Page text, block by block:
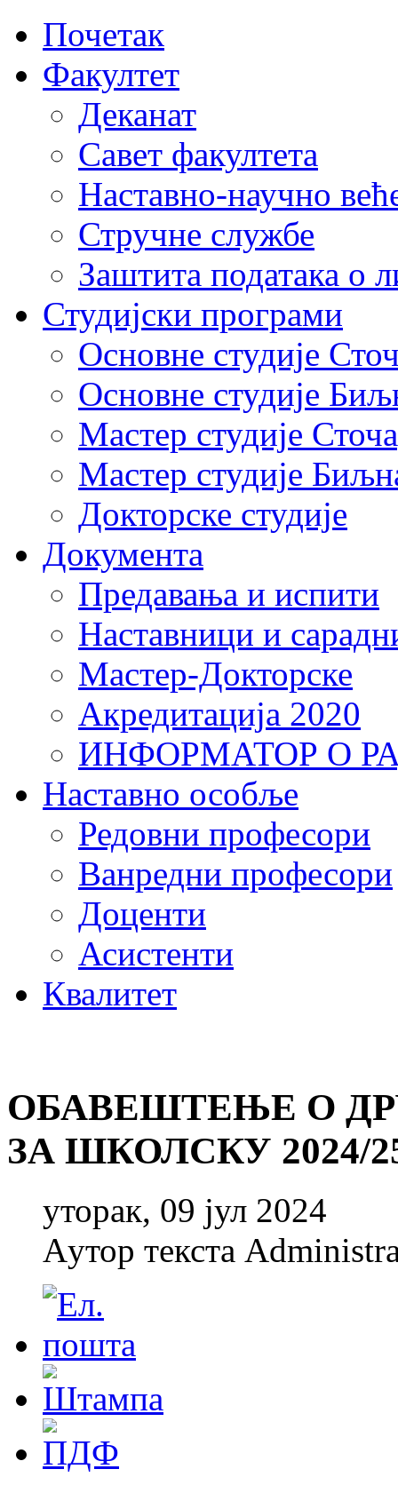
Почетак
Факултет
Деканат
Савет факултета
Наставно-научно
Стручне службе
Заштита података о
Студијски програми
Основне студије
Основне студије
Мастер студије
Мастер студије
Докторске студије
Документа
Предавања и испити
Наставници и
Мастер-Докторске
Акредитација 2020
ИНФОРМАТОР О
Наставно особље
Редовни професори
Ванредни професори
Доценти
Асистенти
Квалитет
ОБАВЕШТЕЊЕ О
ЗА ШКОЛСКУ 2024/
уторак, 09 јул 2024
Aутор текста